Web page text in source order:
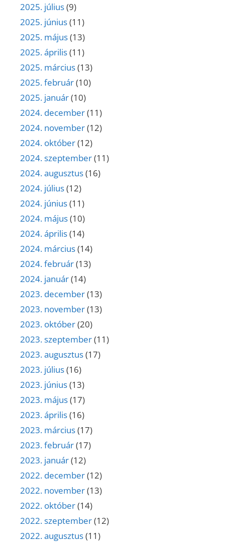
2025. július(9)
2025. június(11)
2025. május(13)
2025. április(11)
2025. március(13)
2025. február(10)
2025. január(10)
2024. december(11)
2024. november(12)
2024. október(12)
2024. szeptember(11)
2024. augusztus(16)
2024. július(12)
2024. június(11)
2024. május(10)
2024. április(14)
2024. március(14)
2024. február(13)
2024. január(14)
2023. december(13)
2023. november(13)
2023. október(20)
2023. szeptember(11)
2023. augusztus(17)
2023. július(16)
2023. június(13)
2023. május(17)
2023. április(16)
2023. március(17)
2023. február(17)
2023. január(12)
2022. december(12)
2022. november(13)
2022. október(14)
2022. szeptember(12)
2022. augusztus(11)